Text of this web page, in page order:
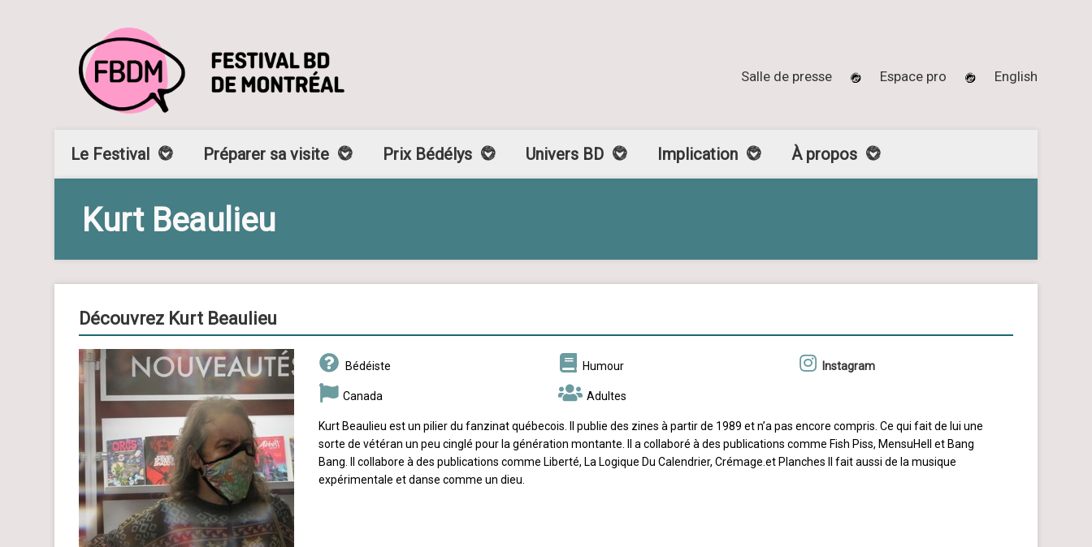
Salle de presse Espace pro English
Le Festival Préparer sa visite Prix Bédélys Univers BD Implication À propos
Kurt Beaulieu
Découvrez Kurt Beaulieu
Bédéiste
Canada
Humour
Adultes
Instagram
Kurt Beaulieu est un pilier du fanzinat québecois. Il publie des zines à partir de 1989 et n’a pas encore compris. Ce qui fait de lui une
sorte de vétéran un peu cinglé pour la génération montante. Il a collaboré à des publications comme Fish Piss, MensuHell et Bang
Bang. Il collabore à des publications comme Liberté, La Logique Du Calendrier, Crémage.et Planches Il fait aussi de la musique
expérimentale et danse comme un dieu.